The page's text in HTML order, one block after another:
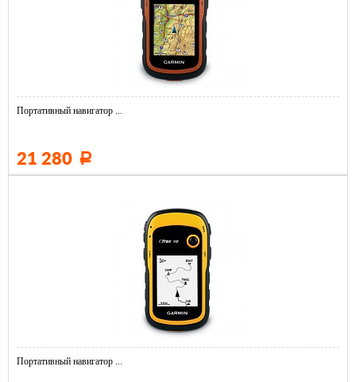
Портативный навигатор ...
21 280 Р
Портативный навигатор ...